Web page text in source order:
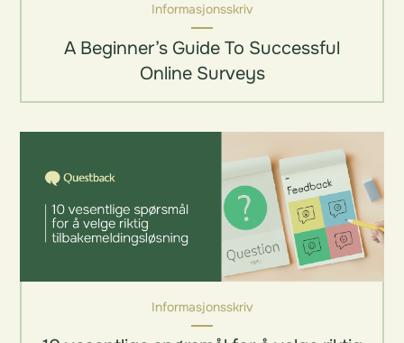
Informasjonsskriv
A Beginner’s Guide To Successful
Online Surveys
Informasjonsskriv